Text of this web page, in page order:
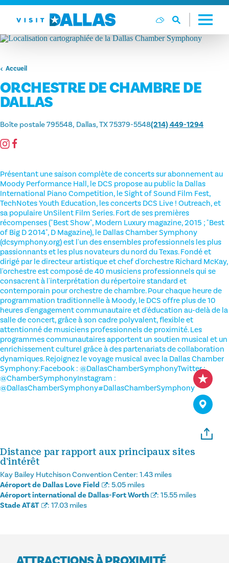
Aller directement au contenu
Accueil
ORCHESTRE DE CHAMBRE DE
DALLAS
Boîte postale 795548 Dallas, TX 75379-5548(214) 449-1294
Présentant une saison complète de concerts sur abonnement au
Moody Performance Hall, le DCS propose au public la Dallas
International Piano Competition, le Sight of Sound Film Fest,
TechNotes Youth Education, les concerts DCS Live ! Outreach, et
sa populaire UnSilent Film Series. Fort de ses premières
récompenses ("Best Show", Modern Luxury magazine, 2015 ; "Best
of Big D 2014", D Magazine), le Dallas Chamber Symphony
(dcsymphony.org) est l'un des ensembles professionnels les plus
passionnants et les plus novateurs du nord du Texas. Fondé et
dirigé par le directeur artistique et chef d'orchestre Richard McKay,
l'orchestre est composé de 40 musiciens professionnels qui se
consacrent à l'interprétation du répertoire standard et
contemporain pour orchestre de chambre. Pour chaque heure de
programmation traditionnelle à Moody, le DCS offre plus de 10
heures d'engagement communautaire et d'éducation au-delà de la
salle de concert, grâce à son cadre polyvalent, flexible et
attentionné de musiciens professionnels de proximité. Les
programmes communautaires apportent un soutien musical et un
enrichissement culturel grâce à des partenariats de collaboration
dynamiques. Rejoignez le voyage musical avec la Dallas Chamber
Symphony:Facebook : @DallasChamberSymphonyTwitter :
@ChamberSymphonyInstagram :
@DallasChamberSymphony#DallasChamberSymphony
Distance par rapport aux principaux sites
d'intérêt
Kay Bailey Hutchison Convention Center: 1.43 miles
Aéroport de Dallas Love Field
: 5.05 miles
Aéroport international de Dallas-Fort Worth
: 15.55 miles
Stade AT&T
: 17.03 miles